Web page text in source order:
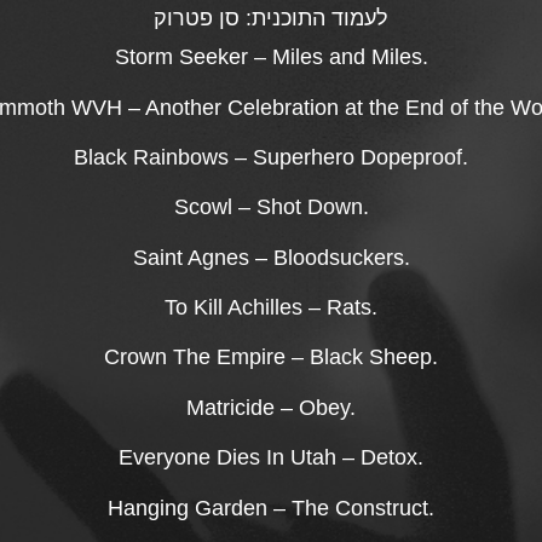
לעמוד התוכנית: סן פטרוק
Storm Seeker – Miles and Miles.
WVH – Another Celebration at the End of the
Black Rainbows – Superhero Dopeproof.
Scowl – Shot Down.
Saint Agnes – Bloodsuckers.
To Kill Achilles – Rats.
Crown The Empire – Black Sheep.
Matricide – Obey.
Everyone Dies In Utah – Detox.
Hanging Garden – The Construct.